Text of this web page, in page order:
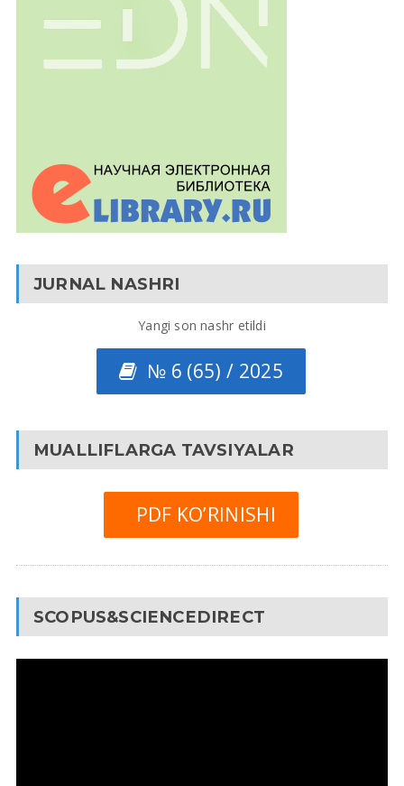
JURNAL NASHRI
Yangi son nashr etildi
№ 6 (65) / 2025
MUALLIFLARGA TAVSIYALAR
PDF KO’RINISHI
SCOPUS&SCIENCEDIRECT